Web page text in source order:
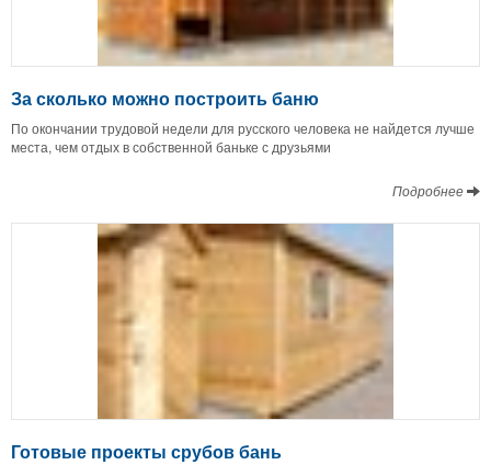
За сколько можно построить баню
По окончании трудовой недели для русского человека не найдется лучше
места, чем отдых в собственной баньке с друзьями
Подробнее
Готовые проекты срубов бань